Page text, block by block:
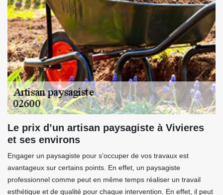
Le prix d’un artisan paysagiste à Vivieres
et ses environs
Engager un paysagiste pour s’occuper de vos travaux est
avantageux sur certains points. En effet, un paysagiste
professionnel comme peut en même temps réaliser un travail
esthétique et de qualité pour chaque intervention. En effet, il peut